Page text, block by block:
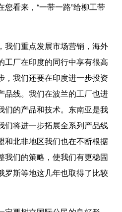
看来，“一带一路”给柳工带
我们重点发展市场营销，海外
工厂在印度的同行中享有很高
，我们还要在印度进一步投资
品线。我们在波兰的工厂也进
们的产品和技术。东南亚是我
们将进一步拓展全系列产品线
和北非地区我们也在不断根据
我们的策略，使我们有更稳固
罗斯等地这几年也取得了比较